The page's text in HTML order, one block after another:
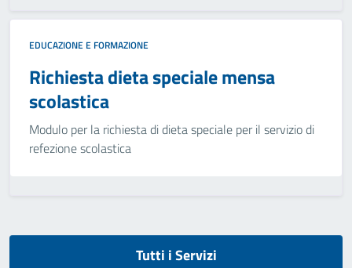
EDUCAZIONE E FORMAZIONE
Richiesta dieta speciale mensa
scolastica
Modulo per la richiesta di dieta speciale per il servizio di
refezione scolastica
Tutti i Servizi